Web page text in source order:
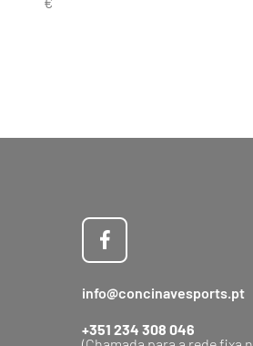
info@concinavesports.pt
+351 234 308 046